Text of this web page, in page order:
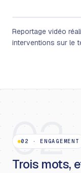
Reportage vidéo
interventions sur le
02
02 ·ENGAGEMENT
Trois mots,